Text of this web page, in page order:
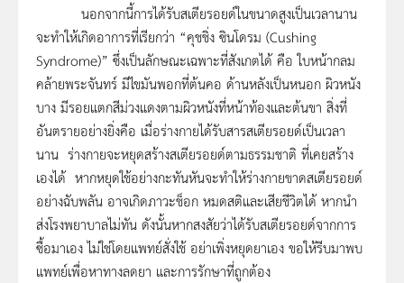
นอกจากนี้การได้รับสเตียรอยด์ในขนาดสูงเป็นเวลานาน
จะทำให้เกิดอาการที่เรียกว่า “คุชชิ่ง ซินโดรม (Cushing
Syndrome)” ซึ่งเป็นลักษณะเฉพาะที่สังเกตได้ คือ ใบหน้ากลม
คล้ายพระจันทร์ มีไขมันพอกที่ต้นคอ ด้านหลังเป็นหนอก ผิวหนัง
บาง มีรอยแตกสีม่วงแดงตามผิวหนังที่หน้าท้องและต้นขา สิ่งที่
อันตรายอย่างยิ่งคือ เมื่อร่างกายได้รับสารสเตียรอยด์เป็นเวลา
นาน ร่างกายจะหยุดสร้างสเตียรอยด์ตามธรรมชาติ ที่เคยสร้าง
เองได้ หากหยุดใช้อย่างกะทันหันจะทำให้ร่างกายขาดสเตียรอยด์
อย่างฉับพลัน อาจเกิดภาวะช็อก หมดสติและเสียชีวิตได้ หากนำ
ส่งโรงพยาบาลไม่ทัน ดังนั้นหากสงสัยว่าได้รับสเตียรอยด์จากการ
ซื้อมาเอง ไม่ใช่โดยแพทย์สั่งใช้ อย่าเพิ่งหยุดยาเอง ขอให้รีบมาพบ
แพทย์เพื่อหาทางลดยา และการรักษาที่ถูกต้อง